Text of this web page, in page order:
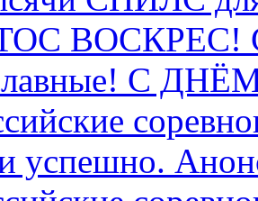
ВОСКРЕС! С
C
успешно.